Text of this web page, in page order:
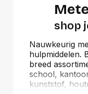
shop
Nauwkeurig
hulpmiddelen.
breed
school,
kunststof,